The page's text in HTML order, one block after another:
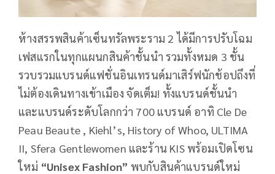
ห้างสรรพสินค้าเซ็นทรัลพระราม 2 ได้มีการปรับโฉม
เฟสแรกในทุกแผนกสินค้าชั้นนำ รวมทั้งหมด 3 ชั้น
รวบรวมแบรนด์แฟชั่นอินเทรนด์มาเสิร์ฟนักช้อปถึงที่
ไม่ต้องเดินทางเข้าเมือง จัดเต็ม! ทั้งแบรนด์ชั้นนำ
และแบรนด์ระดับโลกกว่า 700 แบรนด์ อาทิ Cle De
Peau Beaute , Kiehl’s, History of Whoo, ULTIMA
II, Sfera Gentlewomen และร้าน KIS พร้อมเปิดโซน
ใหม่ “Unisex Fashion” พบกับสินค้าแบรนด์ใหม่